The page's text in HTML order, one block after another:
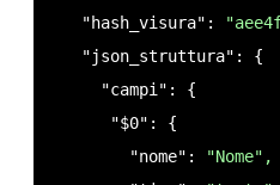
   "hash_visura":
   "json_struttura": {
     "campi": {
      "$0": {
        "nome":
"Nome",